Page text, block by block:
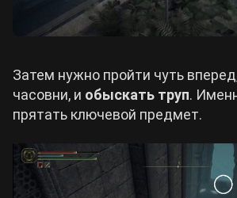
Затем нужно пройти чуть
часовни, и обыскать труп.
прятать ключевой предмет.